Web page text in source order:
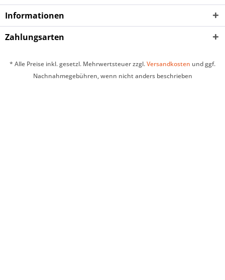
Informationen
Zahlungsarten
* Alle Preise inkl. gesetzl. Mehrwertsteuer zzgl.Versandkosten und ggf.
Nachnahmegebühren, wenn nicht anders beschrieben